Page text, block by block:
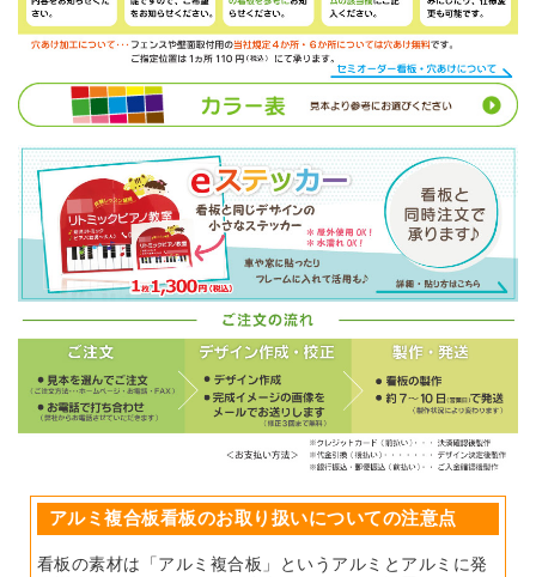
アルミ複合板看板のお取り扱いについての注意点
看板の素材は「アルミ複合板」というアルミとアルミに発